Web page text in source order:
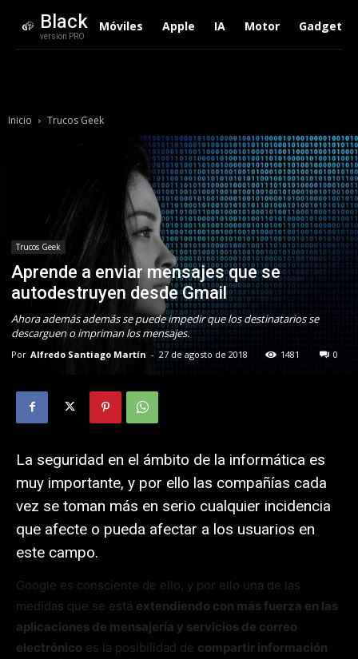
Black
version PRO
Móviles Apple IA Motor Gadgets
Inicio Trucos Geek
Trucos Geek
Aprende a enviar mensajes que se
autodestruyen desde Gmail
Ahora además además se puede impedir que los destinatarios se
descarguen o impriman los mensajes.
Por Alfredo Santiago Martín - 27 de agosto de 2018 1481 0
La seguridad en el ámbito de la informática es
muy importante, y por ello las compañías cada
vez se toman más en serio cualquier incidencia
que afecte o pueda afectar a los usuarios en
este campo.
Google es consciente de ello, y por ello una de las
medidas que se está extendiendo con más fuerza en las
aplicaciones de mensajería y servicios de correo
electrónico es la posibilidad de compartir información